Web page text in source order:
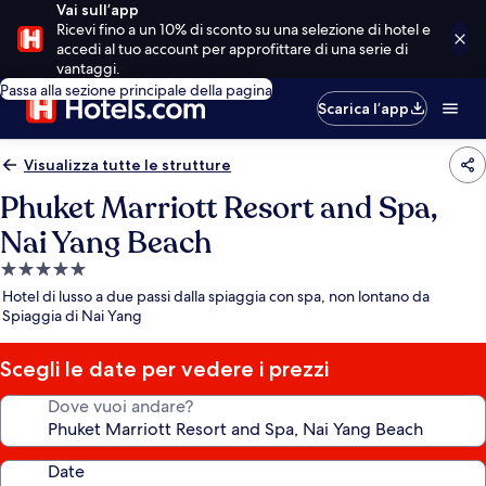
Vai sull’app
Ricevi fino a un 10% di sconto su una selezione di hotel e
accedi al tuo account per approfittare di una serie di
vantaggi.
Passa alla sezione principale della pagina
Scarica l’app
Visualizza tutte le strutture
Phuket Marriott Resort and Spa,
Nai Yang Beach
Struttura
a
5.0
stelle
Hotel di lusso a due passi dalla spiaggia con spa, non lontano da
Spiaggia di Nai Yang
Scegli le date per vedere i prezzi
Dove vuoi andare?
Date